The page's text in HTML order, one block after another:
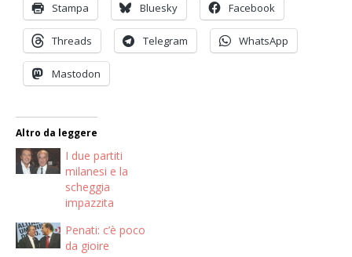
Stampa Bluesky Facebook
Threads Telegram WhatsApp
Mastodon
Altro da leggere
I due partiti
milanesi e la
scheggia
impazzita
Penati: c’è poco
da gioire